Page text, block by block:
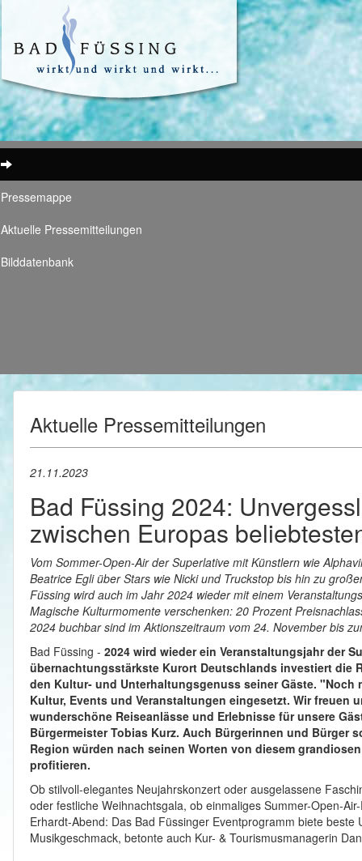
Pressemappe
Aktuelle Pressemitteilungen
Bilddatenbank
Aktuelle Pressemitteilungen
21.11.2023
Bad Füssing 2024:
zwischen Europas
Vom Sommer-Open-Air der Superlative mit Künstlern wie
Beatrice Egli über Stars wie Nicki und Truckstop bis hin zu
Füssing wird auch im Jahr 2024 wieder mit einem
Magische Kulturmomente verschenken: 20 Prozent
2024 buchbar sind im Aktionszeitraum vom 24. November bis
Bad Füssing - 2024 wird wieder ein Veranstaltungsjahr der
übernachtungsstärkste Kurort Deutschlands investiert die
den Kultur- und Unterhaltungsgenuss seiner Gäste.
Kultur, Events und Veranstaltungen eingesetzt. Wir freuen
wunderschöne Reiseanlässe und Erlebnisse für unsere
Bürgermeister Tobias Kurz. Auch Bürgerinnen und Bürger
Region würden nach seinen Worten von diesem
profitieren.
Ob stilvoll-elegantes Neujahrskonzert oder ausgelassene
oder festliche Weihnachtsgala, ob einmaliges Summer-Open-
Erhardt-Abend: Das Bad Füssinger Eventprogramm biete
Musikgeschmack, betonte auch Kur- & Tourismusmanagerin